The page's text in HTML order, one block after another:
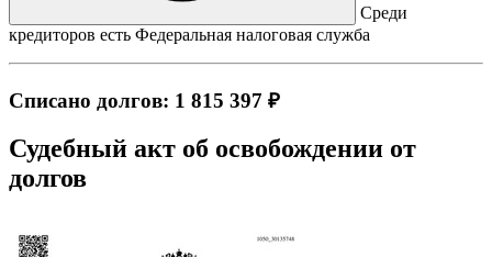
Среди
кредиторов есть Федеральная налоговая служба
Списано долгов: 1 815 397 ₽
Судебный акт об освобождении от
долгов